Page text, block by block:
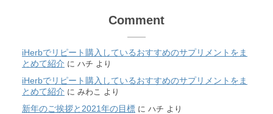
Comment
iHerbでリピート購入しているおすすめのサプリメントをま
とめて紹介 に ハチ より
iHerbでリピート購入しているおすすめのサプリメントをま
とめて紹介 に みわこ より
新年のご挨拶と2021年の目標 に ハチ より